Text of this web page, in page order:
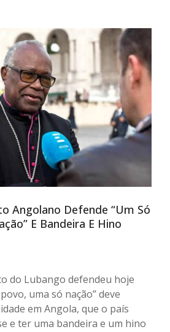
Angolano Defende “um Só
E Bandeira E Hino
do Lubango defendeu hoje
uma só nação” deve
em Angola, que o país
e ter uma bandeira e um hino